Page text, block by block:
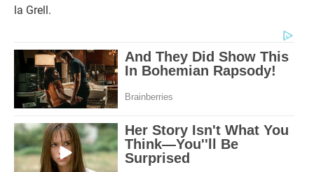
la Grell.